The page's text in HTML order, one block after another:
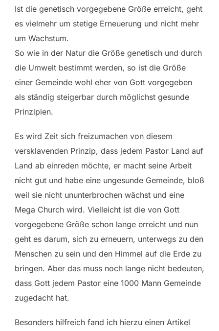
Ist die genetisch vorgegebene Größe erreicht, geht
es vielmehr um stetige Erneuerung und nicht mehr
um Wachstum.
So wie in der Natur die Größe genetisch und durch
die Umwelt bestimmt werden, so ist die Größe
einer Gemeinde wohl eher von Gott vorgegeben
als ständig steigerbar durch möglichst gesunde
Prinzipien.
Es wird Zeit sich freizumachen von diesem
versklavenden Prinzip, dass jedem Pastor Land auf
Land ab einreden möchte, er macht seine Arbeit
nicht gut und habe eine ungesunde Gemeinde, bloß
weil sie nicht ununterbrochen wächst und eine
Mega Church wird. Vielleicht ist die von Gott
vorgegebene Größe schon lange erreicht und nun
geht es darum, sich zu erneuern, unterwegs zu den
Menschen zu sein und den Himmel auf die Erde zu
bringen. Aber das muss noch lange nicht bedeuten,
dass Gott jedem Pastor eine 1000 Mann Gemeinde
zugedacht hat.
Besonders hilfreich fand ich hierzu einen Artikel